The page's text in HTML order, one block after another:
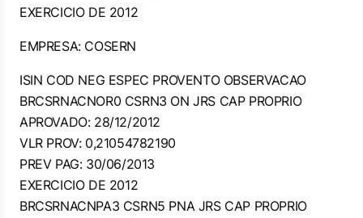
EXERCICIO DE 2012
EMPRESA: COSERN
ISIN COD NEG ESPEC PROVENTO OBSERVACAO
BRCSRNACNOR0 CSRN3 ON JRS CAP PROPRIO
APROVADO: 28/12/2012
VLR PROV: 0,21054782190
PREV PAG: 30/06/2013
EXERCICIO DE 2012
BRCSRNACNPA3 CSRN5 PNA JRS CAP PROPRIO